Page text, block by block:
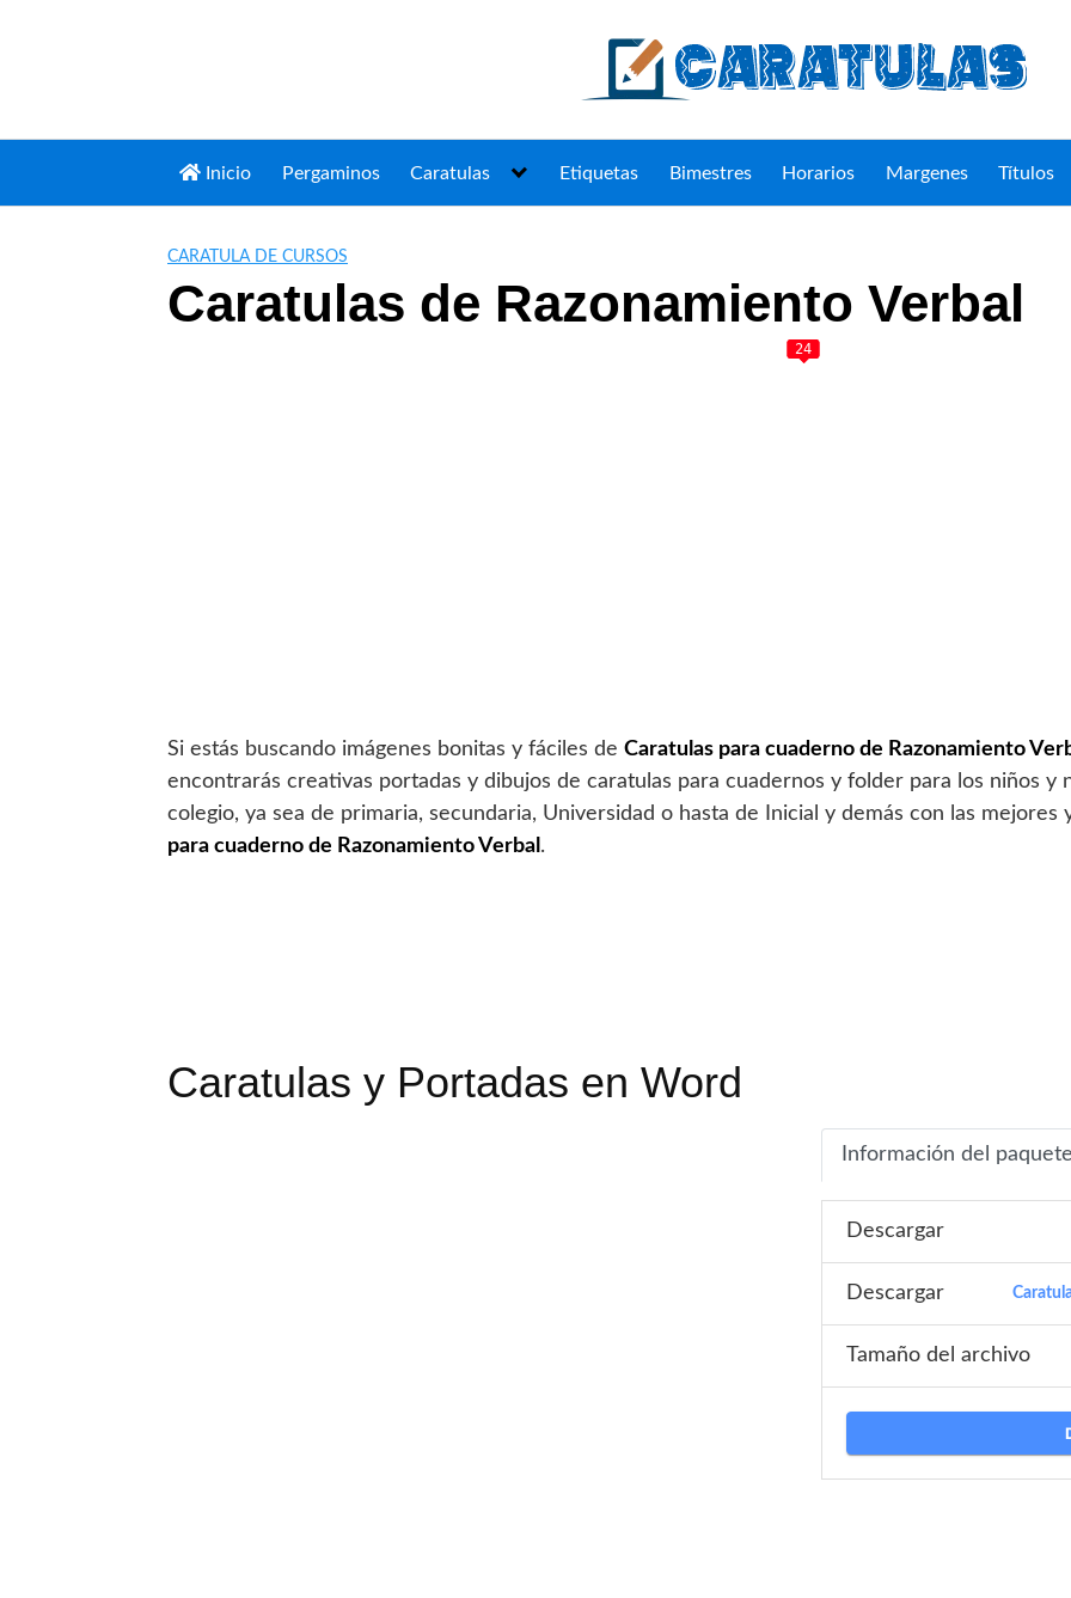
Inicio Pergaminos Caratulas Etiquetas Bimestres Horarios Margenes Títulos
CARATULA DE CURSOS
Caratulas de Razonamiento Verbal
Si estás buscando imágenes bonitas y fáciles de Caratulas para cuaderno de Razonamiento
encontrarás creativas portadas y dibujos de caratulas para cuadernos y folder para los niños y
colegio, ya sea de primaria, secundaria, Universidad o hasta de Inicial y demás con las
para cuaderno de Razonamiento Verbal .
Caratulas y Portadas en Word
Información del
Descargar
Descargar
Tamaño del archivo
35
24